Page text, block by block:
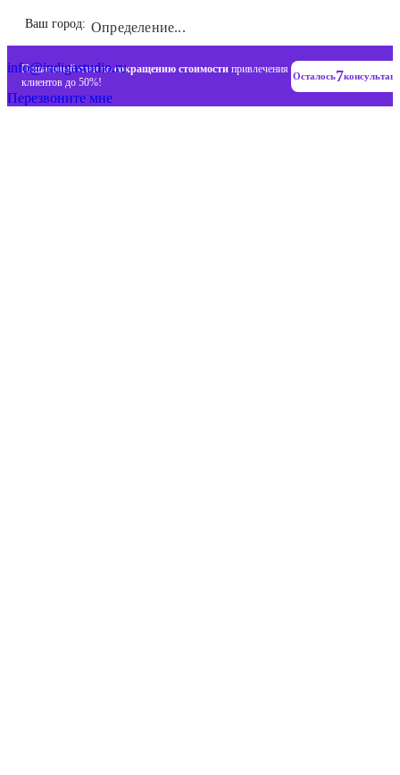
Ваш город: Определение...
Пошаговый план посокращению стоимости привлечения
клиентов до 50%!
Осталось7
+7 (993) 477-18-57
info@indigastudio.ru
Перезвоните мне